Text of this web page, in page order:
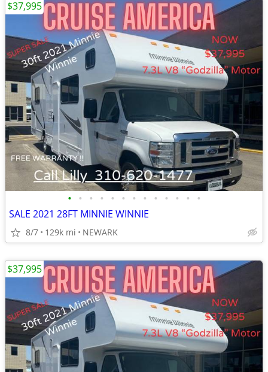
• • • • • • • • • • • • •
SALE 2021 28FT MINNIE WINNIE
8/7 129k mi NEWARK
$37,995
$37,995